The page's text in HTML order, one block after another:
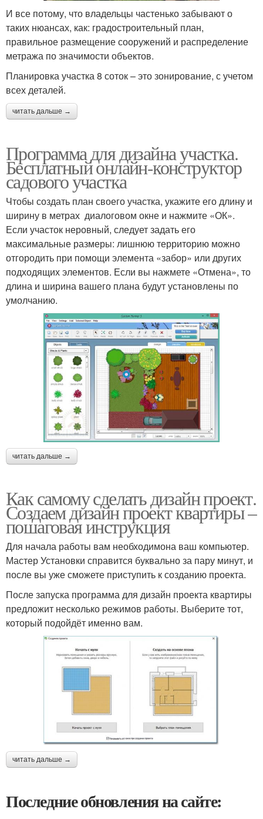
И все потому, что владельцы частенько забывают о
таких нюансах, как: градостроительный план,
правильное размещение сооружений и распределение
метража по значимости объектов.
Планировка участка 8 соток – это зонирование, с учетом
всех деталей.
читать дальше →
Программа для дизайна участка.
Бесплатный онлайн-конструктор
садового участка
Чтобы создать план своего участка, укажите его длину и
ширину в метрах диалоговом окне и нажмите «ОК».
Если участок неровный, следует задать его
максимальные размеры: лишнюю территорию можно
отгородить при помощи элемента «забор» или других
подходящих элементов. Если вы нажмете «Отмена», то
длина и ширина вашего плана будут установлены по
умолчанию.
читать дальше →
Как самому сделать дизайн проект.
Создаем дизайн проект квартиры –
пошаговая инструкция
Для начала работы вам необходимона ваш компьютер.
Мастер Установки справится буквально за пару минут, и
после вы уже сможете приступить к созданию проекта.
После запуска программа для дизайн проекта квартиры
предложит несколько режимов работы. Выберите тот,
который подойдёт именно вам.
читать дальше →
Последние обновления на сайте: